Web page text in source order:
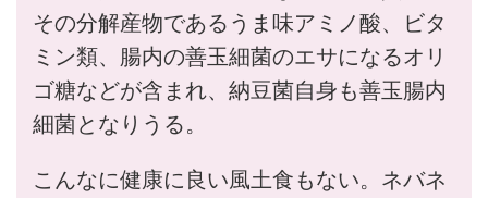
その分解産物であるうま味アミノ酸、ビタ
ミン類、腸内の善玉細菌のエサになるオリ
ゴ糖などが含まれ、納豆菌自身も善玉腸内
細菌となりうる。
こんなに健康に良い風土食もない。ネバネ